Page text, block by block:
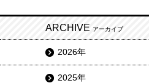
ARCHIVE アーカイブ
2026年
2025年